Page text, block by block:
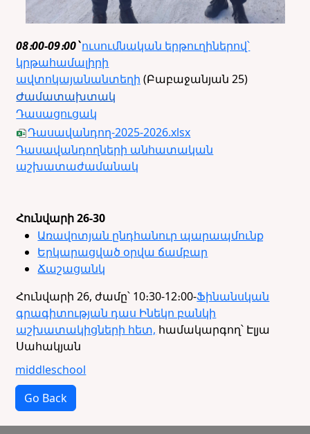
08։00-09։00՝ուսումնական երթուղիներով՝
կրթահամալիրի
ավտոկայանանտեղի (Բաբաջանյան 25)
Ժամատախտակ
Դասացուցակ
Դասավանդող-2025-2026.xlsx
Դասավանդողների անհատական
աշխատաժամանակ
Հունվարի 26-30
Առավոտյան ընդհանուր պարապմունք
Երկարացված օրվա ճամբար
Ճաշացանկ
Հունվարի 26, ժամը՝ 10։30-12։00-Ֆինանսկան
գրագիտության դաս Ինեկո բանկի
աշխատակիցների հետ, համակարգող՝ Էլյա
Սահակյան
middleschool
Go Back